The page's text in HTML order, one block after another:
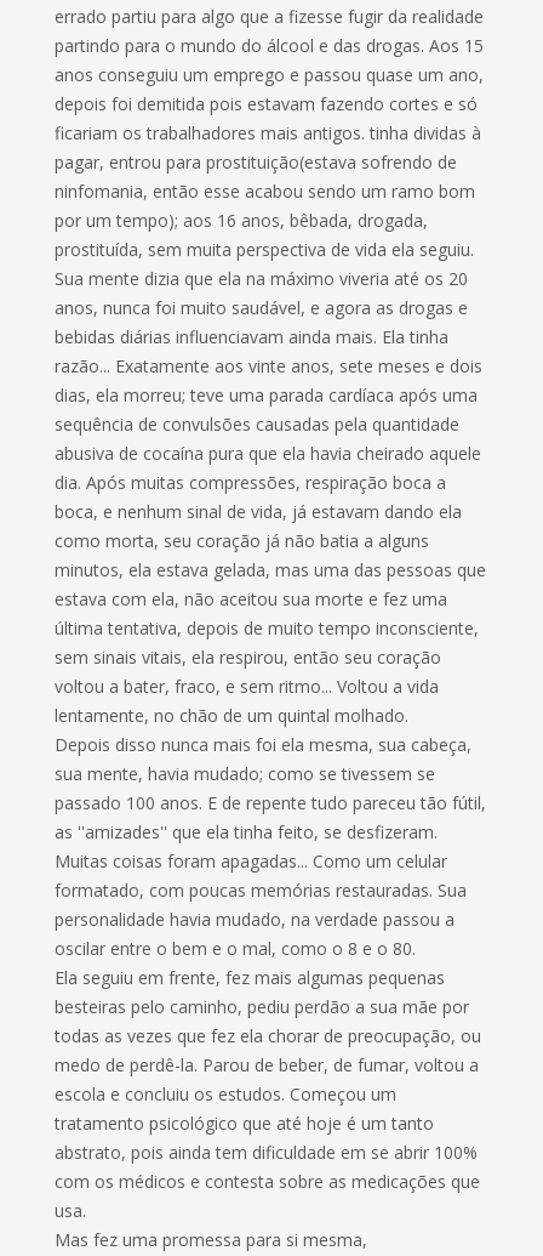
errado partiu para algo que a fizesse fugir da realidade
partindo para o mundo do álcool e das drogas. Aos 15
anos conseguiu um emprego e passou quase um ano,
depois foi demitida pois estavam fazendo cortes e só
ficariam os trabalhadores mais antigos. tinha dividas à
pagar, entrou para prostituição(estava sofrendo de
ninfomania, então esse acabou sendo um ramo bom
por um tempo); aos 16 anos, bêbada, drogada,
prostituída, sem muita perspectiva de vida ela seguiu.
Sua mente dizia que ela na máximo viveria até os 20
anos, nunca foi muito saudável, e agora as drogas e
bebidas diárias influenciavam ainda mais. Ela tinha
razão... Exatamente aos vinte anos, sete meses e dois
dias, ela morreu; teve uma parada cardíaca após uma
sequência de convulsões causadas pela quantidade
abusiva de cocaína pura que ela havia cheirado aquele
dia. Após muitas compressões, respiração boca a
boca, e nenhum sinal de vida, já estavam dando ela
como morta, seu coração já não batia a alguns
minutos, ela estava gelada, mas uma das pessoas que
estava com ela, não aceitou sua morte e fez uma
última tentativa, depois de muito tempo inconsciente,
sem sinais vitais, ela respirou, então seu coração
voltou a bater, fraco, e sem ritmo... Voltou a vida
lentamente, no chão de um quintal molhado.
Depois disso nunca mais foi ela mesma, sua cabeça,
sua mente, havia mudado; como se tivessem se
passado 100 anos. E de repente tudo pareceu tão fútil,
as ''amizades'' que ela tinha feito, se desfizeram.
Muitas coisas foram apagadas... Como um celular
formatado, com poucas memórias restauradas. Sua
personalidade havia mudado, na verdade passou a
oscilar entre o bem e o mal, como o 8 e o 80.
Ela seguiu em frente, fez mais algumas pequenas
besteiras pelo caminho, pediu perdão a sua mãe por
todas as vezes que fez ela chorar de preocupação, ou
medo de perdê-la. Parou de beber, de fumar, voltou a
escola e concluiu os estudos. Começou um
tratamento psicológico que até hoje é um tanto
abstrato, pois ainda tem dificuldade em se abrir 100%
com os médicos e contesta sobre as medicações que
usa.
Mas fez uma promessa para si mesma,